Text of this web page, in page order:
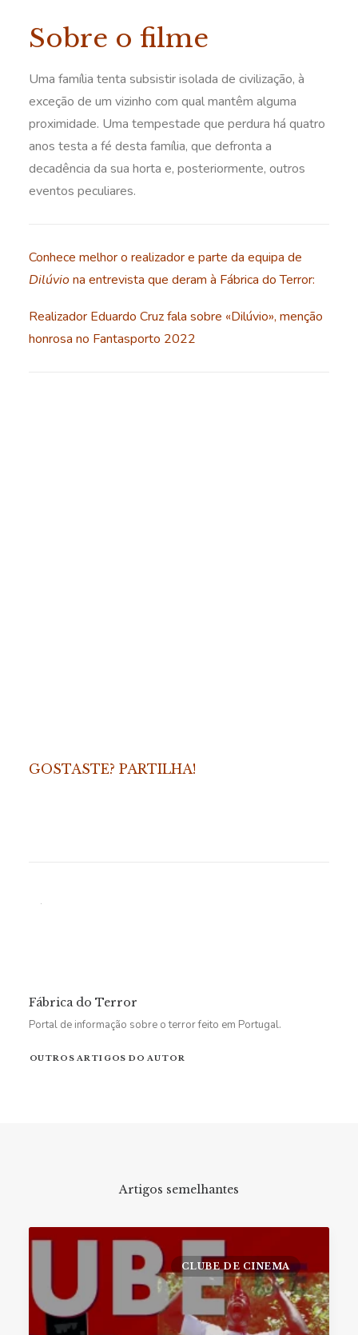
Sobre o filme
Uma família tenta subsistir isolada de civilização, à
exceção de um vizinho com qual mantêm alguma
proximidade. Uma tempestade que perdura há quatro
anos testa a fé desta família, que defronta a
decadência da sua horta e, posteriormente, outros
eventos peculiares.
Conhece melhor o realizador e parte da equipa de
Dilúviona entrevista que deram à Fábrica do Terror:
Realizador Eduardo Cruz fala sobre «Dilúvio», menção
honrosa no Fantasporto 2022
GOSTASTE? PARTILHA!
Fábrica do Terror
Portal de informação sobre o terror feito em Portugal.
OUTROS ARTIGOS DO AUTOR
Artigos semelhantes
CLUBE DE CINEMA